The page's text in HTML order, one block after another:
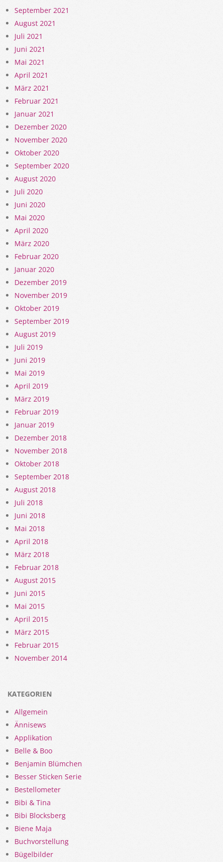
September 2021
August 2021
Juli 2021
Juni 2021
Mai 2021
April 2021
März 2021
Februar 2021
Januar 2021
Dezember 2020
November 2020
Oktober 2020
September 2020
August 2020
Juli 2020
Juni 2020
Mai 2020
April 2020
März 2020
Februar 2020
Januar 2020
Dezember 2019
November 2019
Oktober 2019
September 2019
August 2019
Juli 2019
Juni 2019
Mai 2019
April 2019
März 2019
Februar 2019
Januar 2019
Dezember 2018
November 2018
Oktober 2018
September 2018
August 2018
Juli 2018
Juni 2018
Mai 2018
April 2018
März 2018
Februar 2018
August 2015
Juni 2015
Mai 2015
April 2015
März 2015
Februar 2015
November 2014
KATEGORIEN
Allgemein
Ännisews
Applikation
Belle & Boo
Benjamin Blümchen
Besser Sticken Serie
Bestellometer
Bibi & Tina
Bibi Blocksberg
Biene Maja
Buchvorstellung
Bügelbilder